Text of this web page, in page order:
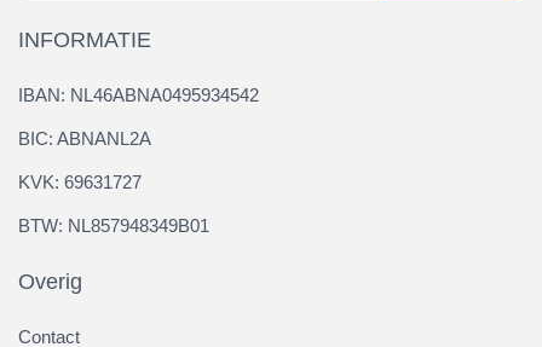
INFORMATIE
IBAN: NL46ABNA0495934542
BIC: ABNANL2A
KVK: 69631727
BTW: NL857948349B01
Overig
Contact